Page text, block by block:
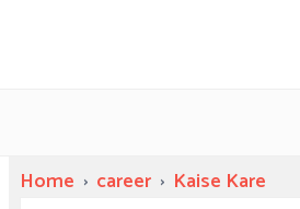
Home › career › Kaise Kare